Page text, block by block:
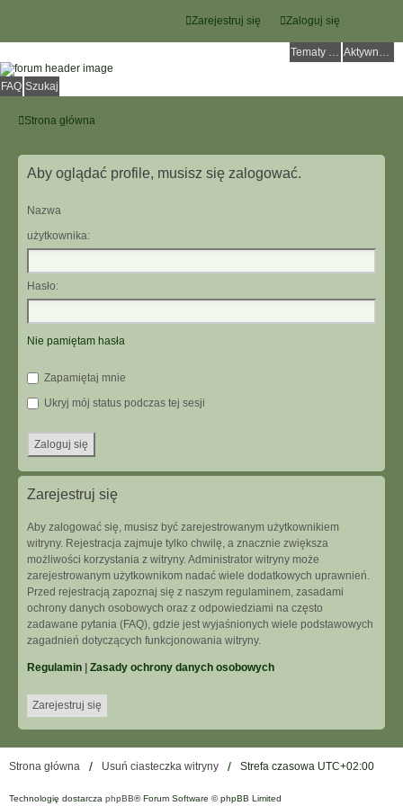
Zaloguj się
Zarejestruj się
Tematy bez odpowiedzi Aktywne tematy
FAQ Szukaj
Strona główna
Aby oglądać profile, musisz się zalogować.
Nazwa
użytkownika:
Hasło:
Nie pamiętam hasła
Zapamiętaj mnie
Ukryj mój status podczas tej sesji
Zarejestruj się
Aby zalogować się, musisz być zarejestrowanym użytkownikiem
witryny. Rejestracja zajmuje tylko chwilę, a znacznie zwiększa
możliwości korzystania z witryny. Administrator witryny może
zarejestrowanym użytkownikom nadać wiele dodatkowych uprawnień.
Przed rejestracją zapoznaj się z naszym regulaminem, zasadami
ochrony danych osobowych oraz z odpowiedziami na często
zadawane pytania (FAQ), gdzie jest wyjaśnionych wiele podstawowych
zagadnień dotyczących funkcjonowania witryny.
Regulamin Zasady ochrony danych osobowych
Zarejestruj się
Strona główna Usuń ciasteczka witryny Strefa czasowa UTC+02:00
Technologię dostarcza phpBB® Forum Software © phpBB Limited